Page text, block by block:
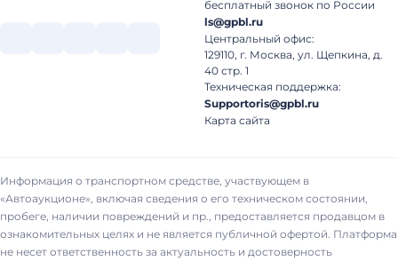
бесплатный звонок по России
ls@gpbl.ru
Центральный офис:
129110, г. Москва, ул. Щепкина, д.
40 стр. 1
Техническая поддержка:
Supportoris@gpbl.ru
Карта сайта
Информация о транспортном средстве, участвующем в
«Автоаукционе», включая сведения о его техническом состоянии,
пробеге, наличии повреждений и пр., предоставляется продавцом в
ознакомительных целях и не является публичной офертой. Платформа
не несет ответственность за актуальность и достоверность